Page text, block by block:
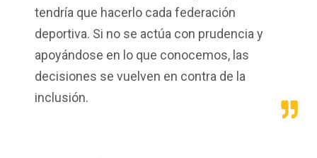
tendría que hacerlo cada federación
deportiva. Si no se actúa con prudencia y
apoyándose en lo que conocemos, las
decisiones se vuelven en contra de la
inclusión.